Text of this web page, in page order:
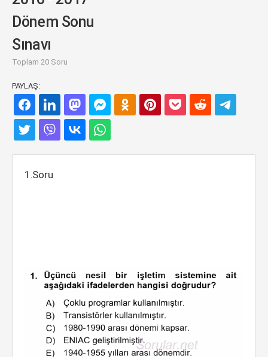
Dönem Sonu
Sınavı
Toplam 20 Soru
PAYLAŞ:
1.Soru